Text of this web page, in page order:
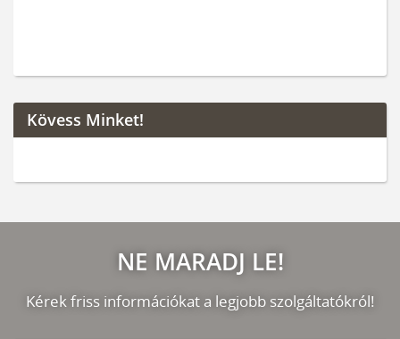
Kövess Minket!
NE MARADJ LE!
Kérek friss információkat a legjobb szolgáltatókról!